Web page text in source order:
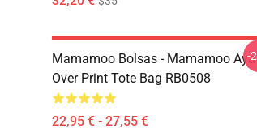
Mamamoo Bolsas - Mamamoo Aya
Over Print Tote Bag RB0508
22,95 € - 27,55 €
-